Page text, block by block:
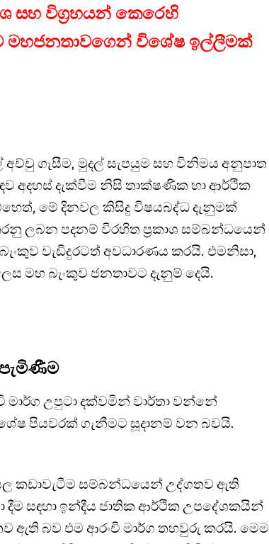
සහ විග්‍රහයන් කෙරෙහි
මහජනතාවගෙන් විශේෂ ඉල්ලීමක්
ගැසීම, මුදල් සැපයුම සහ විනිමය අනුපාත
අදහස් දැක්වීම නිසි තාක්ෂණික හා ආර්ථික
මේ දිනවල කිසිදු විෂයබද්ධ දැනුමක්
ලබන පදනම් විරහිත ප්‍රකාශ සම්බන්ධයෙන්
වැඩිදුරටත් අවධාරණය කරයි. එමනිසා,
මහ බැංකුව ජනතාවට දැනුම් දෙයි.
උපුටා දක්වමින් වාර්තා වන්නේ
පියවරක් ගැනීමට සූදානම් වන බවයි.
කඩාවැටීම සම්බන්ධයෙන් උද්ගතව ඇති
දීම සඳහා ඉන්දීය ජාතික ආර්ථික උපදේශකයින්
ඇති බව එම ආරංචි මාර්ග තහවුරු කරයි. මෙම